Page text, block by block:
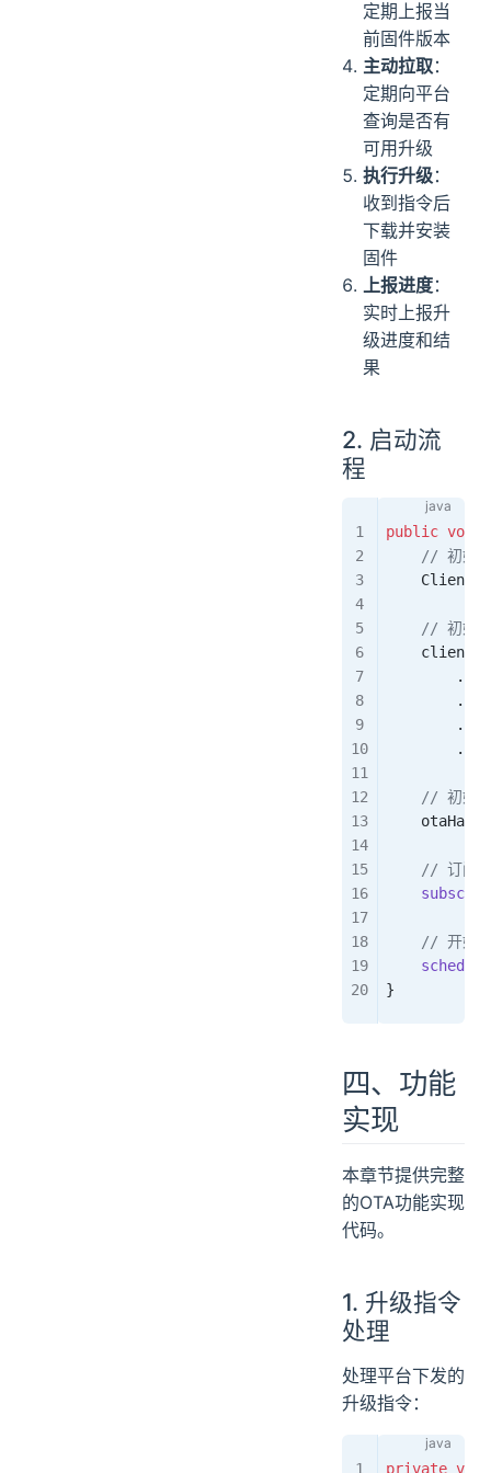
定期上报当
前固件版本
主动拉取：
定期向平台
查询是否有
可用升级
执行升级：
收到指令后
下载并安装
固件
上报进度：
实时上报升
级进度和结
果
2. 启动流
程
public void
// 初始
// 初始
    client
        .
        .
        .
        .
// 初始
// 订阅
// 开始
}
四、功能
实现
本章节提供完整
的OTA功能实现
代码。
1. 升级指令
处理
处理平台下发的
升级指令：
private void